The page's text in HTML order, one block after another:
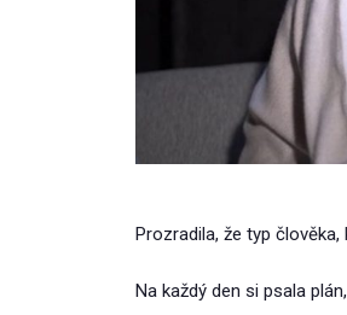
Prozradila, že typ
Na každý den si psala